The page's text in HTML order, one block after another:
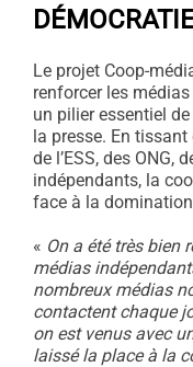
Le projet Coop-
renforcer les
un pilier essentiel
la presse. En
de l’ESS, des ONG,
indépendants, la
face à la
« On a été très bien
médias
nombreux médias
contactent chaque
on est venus avec
laissé la place à la